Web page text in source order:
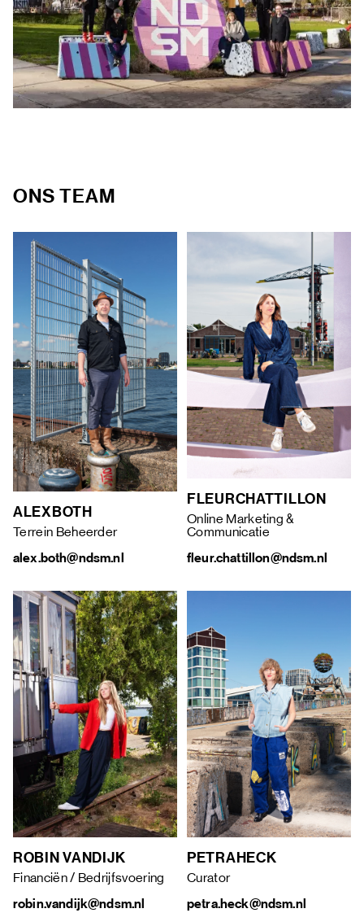
FAQ
ONS TEAM
ALEXBOTH
Terrein Beheerder
alex.both@ndsm.nl
FLEURCHATTILLON
Online Marketing &
Communicatie
fleur.chattillon@ndsm.nl
ROBIN VANDIJK
Financiën / Bedrijfsvoering
robin.vandijk@ndsm.nl
PETRAHECK
Curator
petra.heck@ndsm.nl